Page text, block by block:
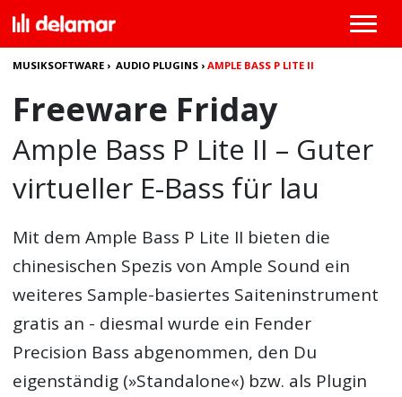
MUSIKSOFTWARE ›AUDIO PLUGINS ›AMPLE BASS P LITE II
Freeware Friday
Ample Bass P Lite II – Guter
virtueller E-Bass für lau
Mit demAmple Bass P Lite II bieten die
chinesischen Spezis von Ample Sound ein
weiteres Sample-basiertes Saiteninstrument
gratis an - diesmal wurde ein Fender
Precision Bass abgenommen, den Du
eigenständig (»Standalone«) bzw. als Plugin